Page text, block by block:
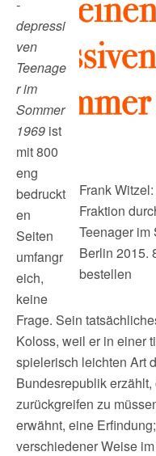
Frank
Fraktion
Teenager im
Berlin 2015.
bestellen
-
depressi
ven
Teenage
r im
Sommer
1969 ist
mit 800
eng
bedruckt
en
Seiten
umfangr
eich,
keine
Frage. Sein
Koloss, weil er in einer
spielerisch leichten Art
Bundesrepublik
zurückgreifen zu
erwähnt, eine
verschiedener Weise